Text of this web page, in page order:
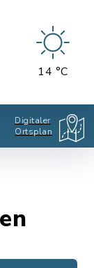
14 °C
Digitaler
Ortsplan